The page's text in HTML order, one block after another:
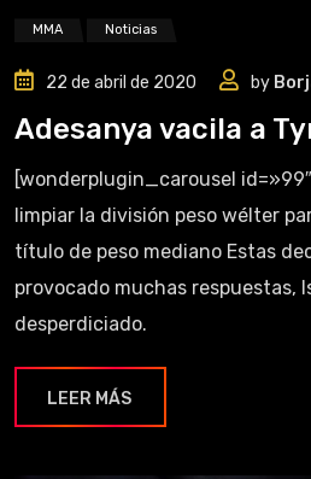
MMA Noticias
22 de abril de 2020 by
Adesanya vacila a
[wonderplugin_carousel
limpiar la división peso wélter
título de peso mediano Estas
provocado muchas respuestas,
desperdiciado.
LEER MÁS